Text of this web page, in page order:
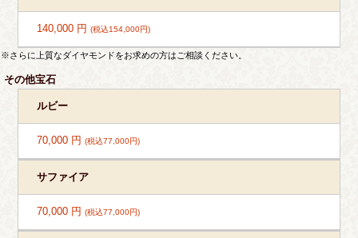
140,000 円(税込154,000円)
※さらに上質なダイヤモンドをお求めの方はご相談ください。
その他宝石
ルビー
70,000 円(税込77,000円)
サファイア
70,000 円(税込77,000円)